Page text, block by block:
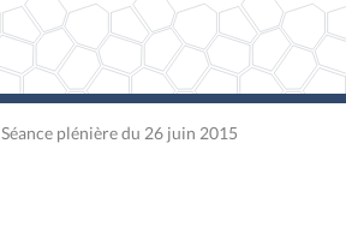
Séance plénière du 26 juin 2015